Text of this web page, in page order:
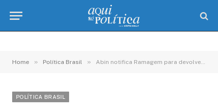
Home » Política Brasil » Abin notifica Ramagem para devolver 10 mil pagos indevidamente
POLÍTICA BRASIL